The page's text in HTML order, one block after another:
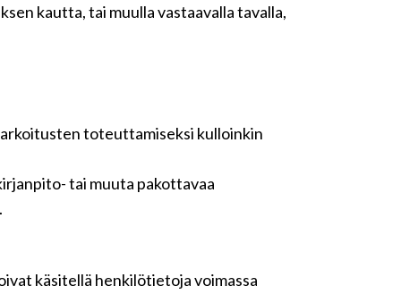
kautta, tai muulla vastaavalla tavalla,
toteuttamiseksi kulloinkin
tai muuta pakottavaa
käsitellä henkilötietoja voimassa